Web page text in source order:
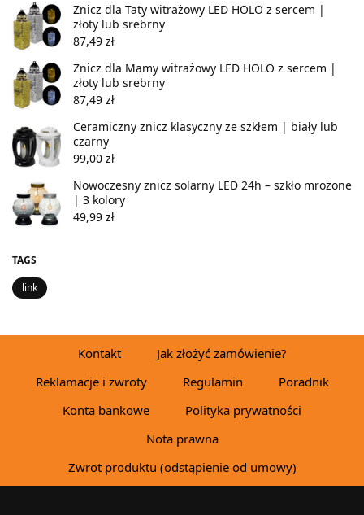
Znicz dla Taty witrażowy LED HOLO z sercem |
złoty lub srebrny
87,49 zł
Znicz dla Mamy witrażowy LED HOLO z sercem |
złoty lub srebrny
87,49 zł
Ceramiczny znicz klasyczny ze szkłem | biały lub
czarny
99,00 zł
Nowoczesny znicz solarny LED 24h – szkło mrożone
| 3 kolory
49,99 zł
TAGS
link
Kontakt
Jak złożyć zamówienie?
Reklamacje i zwroty
Regulamin
Poradnik
Konta bankowe
Polityka prywatności
Nota prawna
Zwrot produktu (odstąpienie od umowy)